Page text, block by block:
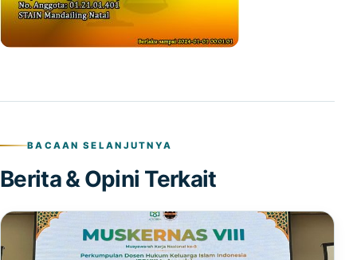
BACAAN SELANJUTNYA
Berita & Opini Terkait